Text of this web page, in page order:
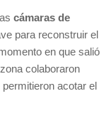
cámaras de
para reconstruir el
en que salió
colaboraron
acotar el